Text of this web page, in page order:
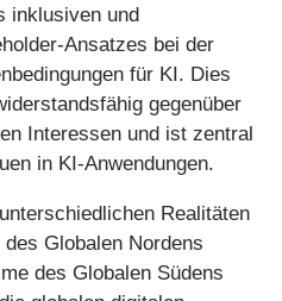
inklusiven und
Ansatzes bei der
für KI. Dies
gegenüber
Interessen und ist zentral
in KI-Anwendungen.
Realitäten
Globalen Nordens
des Globalen Südens